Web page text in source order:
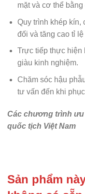
mặt và cơ thể
Quy trình khép kín,
đối và tăng cao tỉ
Trực tiếp thực hiện
giàu kinh nghiệm.
Chăm sóc hậu
tư vấn đến khi
Các chương trình
quốc tịch Việt Nam
Sản phẩm